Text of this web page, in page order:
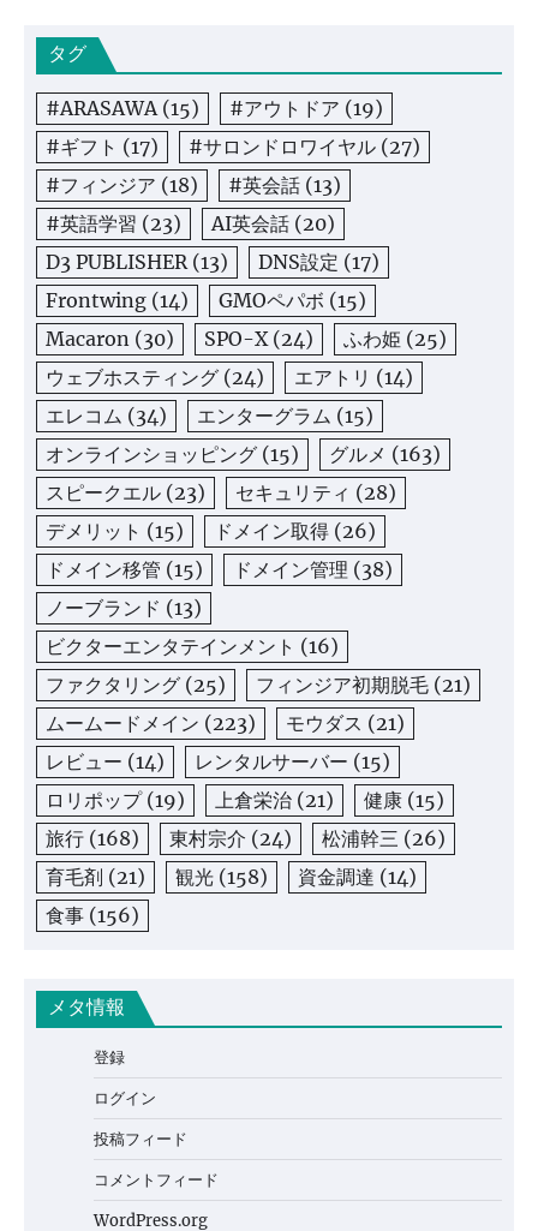
タグ
#ARASAWA(15) #アウトドア (19)
#ギフト (17) #サロンドロワイヤル (27)
#フィンジア (18) #英会話 (13)
#英語学習 (23) AI英会話 (20)
D3 PUBLISHER(13) DNS設定 (17)
Frontwing (14) GMOペパボ (15)
Macaron (30) SPO-X(24) ふわ姫 (25)
ウェブホスティング (24) エアトリ (14)
エレコム (34) エンターグラム (15)
オンラインショッピング (15) グルメ (163)
スピークエル (23) セキュリティ (28)
デメリット (15) ドメイン取得 (26)
ドメイン移管 (15) ドメイン管理 (38)
ノーブランド (13)
ビクターエンタテインメント (16)
ファクタリング (25) フィンジア初期脱毛 (21)
ムームードメイン (223) モウダス (21)
レビュー (14) レンタルサーバー (15)
ロリポップ(19) 上倉栄治 (21) 健康 (15)
旅行 (168) 東村宗介 (24) 松浦幹三 (26)
育毛剤 (21) 観光 (158) 資金調達 (14)
食事 (156)
メタ情報
登録
ログイン
投稿フィード
コメントフィード
WordPress.org